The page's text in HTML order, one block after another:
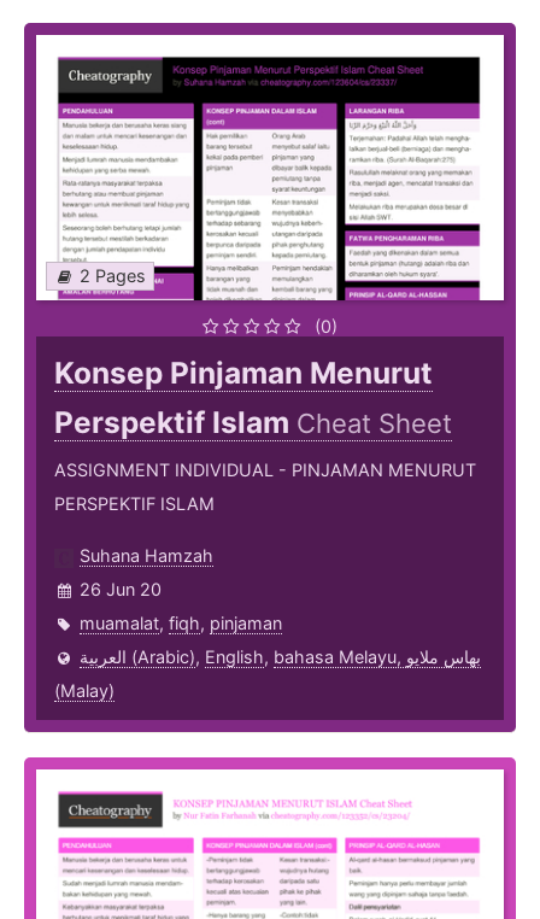
2 Pages
(0)
Konsep Pinjaman Menurut
Perspektif Islam Cheat Sheet
ASSIGNMENT INDIVIDUAL - PINJAMAN MENURUT
PERSPEKTIF ISLAM
Suhana Hamzah
26 Jun 20
muamalat, fiqh, pinjaman
العربية (Arabic), English, bahasa Melayu, بهاس ملايو‎
(Malay)